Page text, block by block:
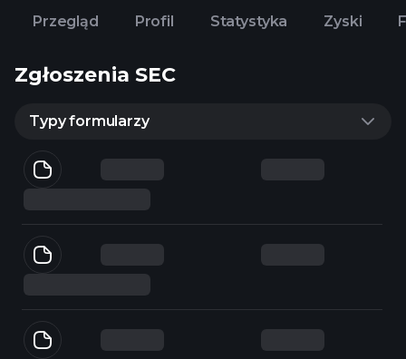
Przegląd Profil Statystyka Zyski
Zgłoszenia SEC
Typy formularzy